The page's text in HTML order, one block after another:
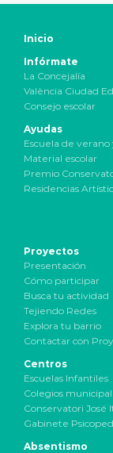
Inicio
Infórmate
La Concejalía
València Ciudad
Consejo escolar
Ayudas
Escuela de
Material escolar
Premio
Residencias
Proyectos
Presentación
Cómo participar
Busca tu actividad
Tejiendo Redes
Explora tu barrio
Contactar con
Centros
Escuelas Infantiles
Colegios
Conservatori José
Gabinete
Absentismo